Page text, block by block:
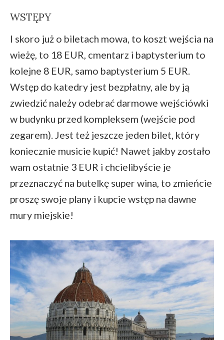
WSTĘPY
I skoro już o biletach mowa, to koszt wejścia na
wieżę, to 18 EUR, cmentarz i baptysterium to
kolejne 8 EUR, samo baptysterium 5 EUR.
Wstęp do katedry jest bezpłatny, ale by ją
zwiedzić należy odebrać darmowe wejściówki
w budynku przed kompleksem (wejście pod
zegarem). Jest też jeszcze jeden bilet, który
koniecznie musicie kupić! Nawet jakby zostało
wam ostatnie 3 EUR i chcielibyście je
przeznaczyć na butelkę super wina, to zmieńcie
proszę swoje plany i kupcie wstęp na dawne
mury miejskie!